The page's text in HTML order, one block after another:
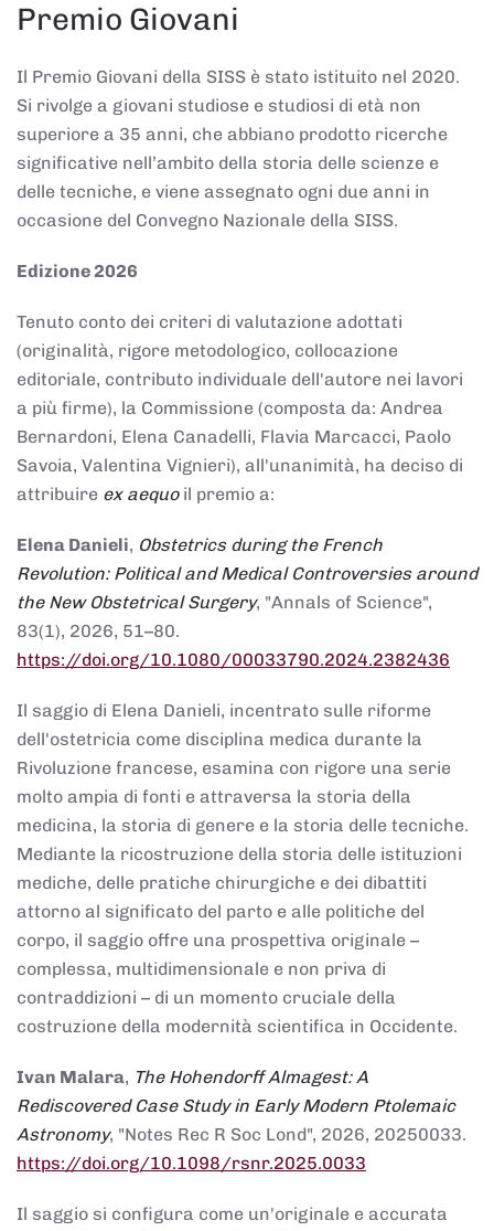
Premio Giovani
Il Premio Giovani della SISS è stato istituito nel 2020.
Si rivolge a giovani studiose e studiosi di età non
superiore a 35 anni, che abbiano prodotto ricerche
significative nell’ambito della storia delle scienze e
delle tecniche, e viene assegnato ogni due anni in
occasione del Convegno Nazionale della SISS.
Edizione 2026
Tenuto conto dei criteri di valutazione adottati
(originalità, rigore metodologico, collocazione
editoriale, contributo individuale dell'autore nei lavori
a più firme), la Commissione (composta da: Andrea
Bernardoni, Elena Canadelli, Flavia Marcacci, Paolo
Savoia, Valentina Vignieri), all'unanimità, ha deciso di
attribuire ex aequoil premio a:
Elena Danieli, Obstetrics during the French
Revolution: Political and Medical Controversies around
the New Obstetrical Surgery, "Annals of Science",
83(1), 2026, 51–80.
https://doi.org/10.1080/00033790.2024.2382436
Il saggio di Elena Danieli, incentrato sulle riforme
dell'ostetricia come disciplina medica durante la
Rivoluzione francese, esamina con rigore una serie
molto ampia di fonti e attraversa la storia della
medicina, la storia di genere e la storia delle tecniche.
Mediante la ricostruzione della storia delle istituzioni
mediche, delle pratiche chirurgiche e dei dibattiti
attorno al significato del parto e alle politiche del
corpo, il saggio offre una prospettiva originale –
complessa, multidimensionale e non priva di
contraddizioni – di un momento cruciale della
costruzione della modernità scientifica in Occidente.
Ivan Malara, The Hohendorff Almagest: A
Rediscovered Case Study in Early Modern Ptolemaic
Astronomy, "Notes Rec R Soc Lond", 2026, 20250033.
https://doi.org/10.1098/rsnr.2025.0033
Il saggio si configura come un'originale e accurata